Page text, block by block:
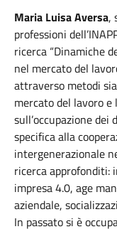
Maria Luisa Aversa,
professioni
ricerca “Dinamiche
nel mercato del
attraverso metodi
mercato del lavoro
sull’occupazione
specifica alla
intergenerazionale
ricerca approfonditi:
impresa 4.0, age
aziendale,
In passato si è